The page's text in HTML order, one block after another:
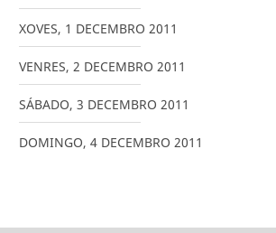
XOVES, 1 DECEMBRO 2011
VENRES, 2 DECEMBRO 2011
SÁBADO, 3 DECEMBRO 2011
DOMINGO, 4 DECEMBRO 2011